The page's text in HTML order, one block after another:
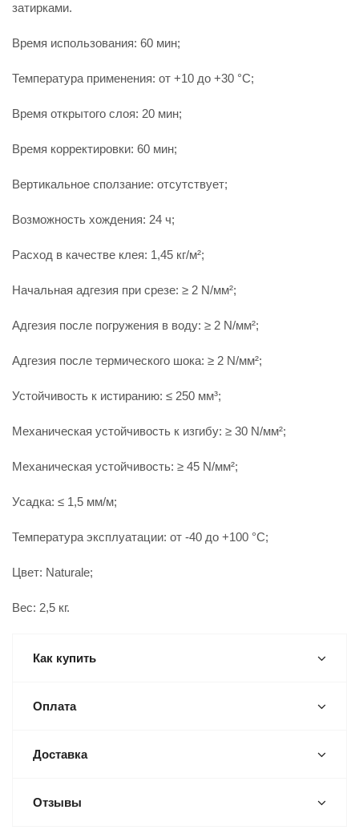
затирками.
Время использования: 60 мин;
Температура применения: от +10 до +30 °С;
Время открытого слоя: 20 мин;
Время корректировки: 60 мин;
Вертикальное сползание: отсутствует;
Возможность хождения: 24 ч;
Расход в качестве клея: 1,45 кг/м²;
Начальная адгезия при срезе: ≥ 2 N/мм²;
Адгезия после погружения в воду: ≥ 2 N/мм²;
Адгезия после термического шока: ≥ 2 N/мм²;
Устойчивость к истиранию: ≤ 250 мм³;
Механическая устойчивость к изгибу: ≥ 30 N/мм²;
Механическая устойчивость: ≥ 45 N/мм²;
Усадка: ≤ 1,5 мм/м;
Температура эксплуатации: от -40 до +100 °С;
Цвет: Naturale;
Вес: 2,5 кг.
Как купить
Оплата
Доставка
Отзывы